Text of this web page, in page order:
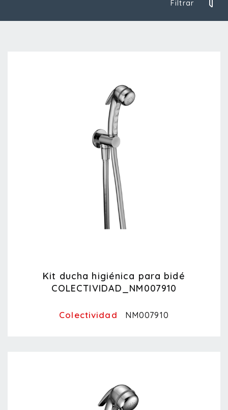
Filtrar
Kit ducha higiénica para bidé
COLECTIVIDAD_NM007910
Colectividad NM007910